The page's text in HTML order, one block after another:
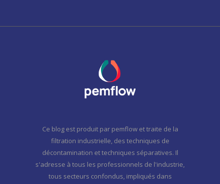
Ce blog est produit par pemflow et traite de la
filtration industrielle, des techniques de
décontamination et techniques séparatives. Il
s'adresse à tous les professionnels de l'industrie,
tous secteurs confondus, impliqués dans